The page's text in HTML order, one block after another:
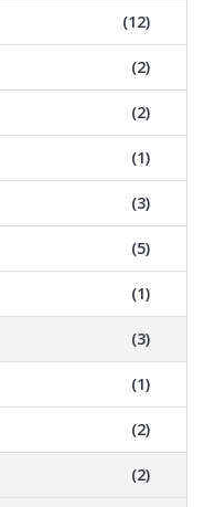
(12)
(2)
(2)
(1)
(3)
(5)
(1)
(3)
(1)
(2)
(2)